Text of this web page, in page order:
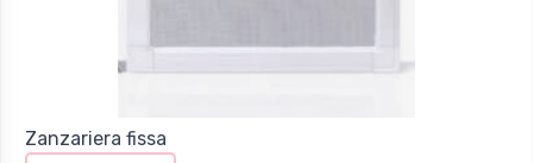
Zanzariera fissa